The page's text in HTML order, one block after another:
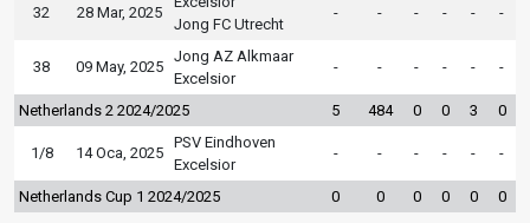
32 28 Mar, 2025
Jong FC Utrecht
- - - - - -
38 09 May, 2025
Jong AZ Alkmaar
Excelsior
- - - - - -
Netherlands 2 2024/2025 5 484 0 0 3 0
1/8 14 Oca, 2025
PSV Eindhoven
Excelsior
- - - - - -
Netherlands Cup 1 2024/2025 0 0 0 0 0 0